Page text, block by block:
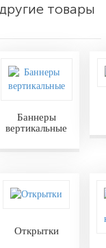
товары
Баннеры
вертикальные
Открытки